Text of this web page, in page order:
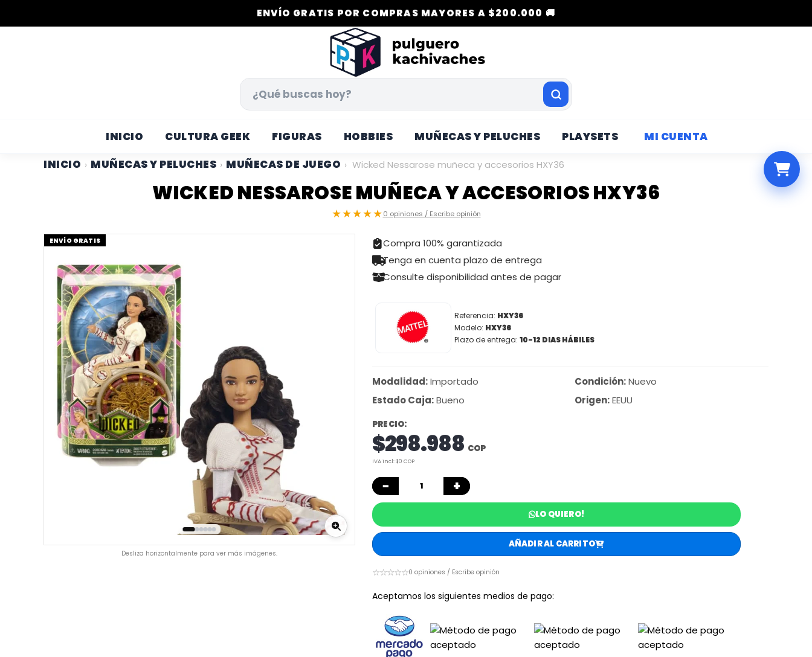
ENVÍO GRATIS POR COMPRAS MAYORES A $200.000 🚚
INICIO CULTURA GEEK FIGURAS HOBBIES MUÑECAS Y PELUCHES PLAYSETS
MI CUENTA
INICIO › MUÑECAS Y PELUCHES › MUÑECAS DE JUEGO › Wicked Nessarose muñeca y accesorios HXY36
WICKED NESSAROSE MUÑECA Y ACCESORIOS HXY36
★★★★★0 opiniones / Escribe opinión
ENVÍO GRATIS
Desliza horizontalmente para ver más imágenes.
Compra 100% garantizada
Tenga en cuenta plazo de entrega
Consulte disponibilidad antes de pagar
Referencia: HXY36
Modelo: HXY36
Plazo de entrega: 10-12 DIAS HÁBILES
Modalidad:Importado Condición:Nuevo
Estado Caja:Bueno Origen:EEUU
PRECIO:
$298.988 COP
IVA incl: $0 COP
− +
LO QUIERO!
AÑADIR AL CARRITO
☆☆☆☆☆0 opiniones / Escribe opinión
Aceptamos los siguientes medios de pago: